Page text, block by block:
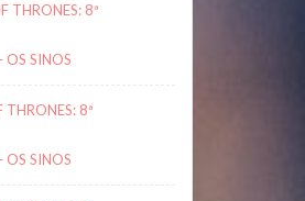
THRONES: 8ª
SINOS
THRONES: 8ª
SINOS